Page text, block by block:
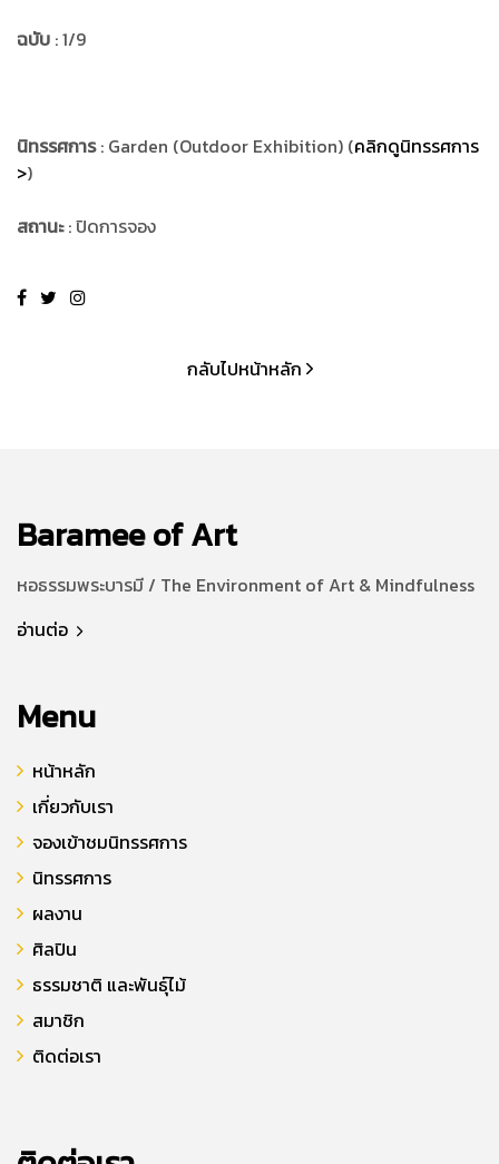
ฉบับ : 1/9
นิทรรศการ: Garden (Outdoor Exhibition) (คลิกดูนิทรรศการ
>)
สถานะ: ปิดการจอง
กลับไปหน้าหลัก
Baramee of Art
หอธรรมพระบารมี / The Environment of Art & Mindfulness
อ่านต่อ
Menu
หน้าหลัก
เกี่ยวกับเรา
จองเข้าชมนิทรรศการ
นิทรรศการ
ผลงาน
ศิลปิน
ธรรมชาติ และพันธุ์ไม้
สมาชิก
ติดต่อเรา